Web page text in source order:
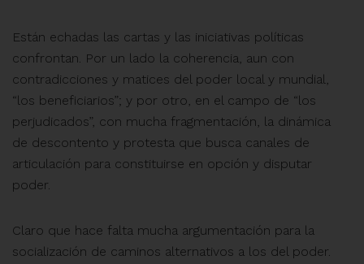
Están echadas las cartas y las iniciativas políticas
confrontan. Por un lado la coherencia, aun con
contradicciones y matices del poder local y mundial,
“los beneficiarios”; y por otro, en el campo de “los
perjudicados”, con mucha fragmentación, la dinámica
de descontento y protesta que busca canales de
articulación para constituirse en opción y disputar
poder.
Claro que hace falta mucha argumentación para la
socialización de caminos alternativos a los del poder.